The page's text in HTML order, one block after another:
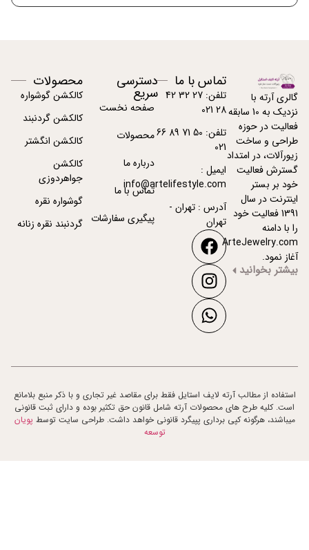
گالری آرته با
نزدیک به 10 سابقه
فعالیت در حوزه
طراحی و ساخت
زیورآلات، در امتداد
گسترش فعالیت
خود بر بستر
اینترنت در سال
1391 فعالیت خود
را با دامنه
ArteJewelry.com
آغاز نمود.
بیشتر بخوانید
تماس با ما
تلفن: 27 32 42
28 021
تلفن: 50 71 89 66
021
ایمیل :
info@artelifestyle.com
آدرس : تهران -
تهران
دسترسی
سریع
صفحه نخست
محصولات
درباره ما
تماس با ما
پیگیری سفارشات
محصولات
کالکشن گوشواره
کالکشن گردنبند
کالکشن انگشتر
کالکشن
جواهردوزی
گوشواره نقره
گردنبند نقره زنانه
استفاده از مطالب آرته لایف استایل فقط برای مقاصد غیر تجاری و با ذکر منبع بلامانع
است. کلیه طرح های محصولات آرته شامل قانون حق تکثیر بوده و دارای ثبت قانونی
میباشند، هرگونه کپی برداری پپیگرد قانونی خواهد داشت. طراحی سایت توسط پویان
توسعه